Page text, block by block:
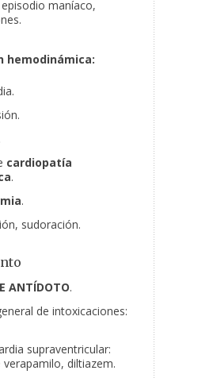
episodio maníaco,
hemodinámica:
cardiopatía
.
.
sudoración.
ANTÍDOTO.
de intoxicaciones:
supraventricular:
verapamilo, diltiazem.